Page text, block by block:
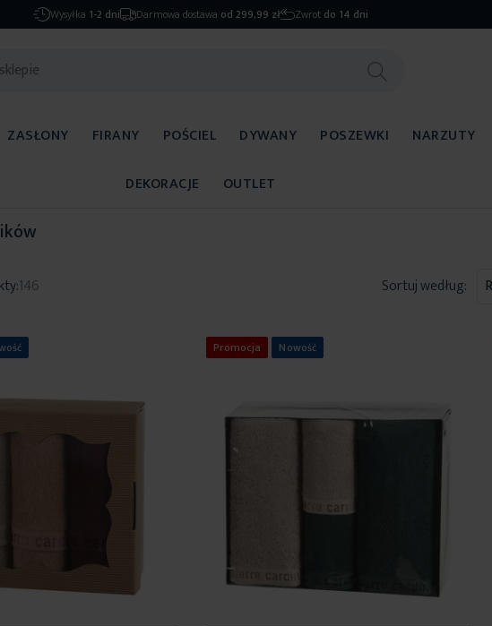
Wysyłka 1-2 dni Darmowa dostawa od 299,99 zł Zwrot do 14 dni
ZASŁONY FIRANY POŚCIEL DYWANY POSZEWKI NARZUTY
DEKORACJE
OUTLET
146 Sortuj według:
Promocja Nowość